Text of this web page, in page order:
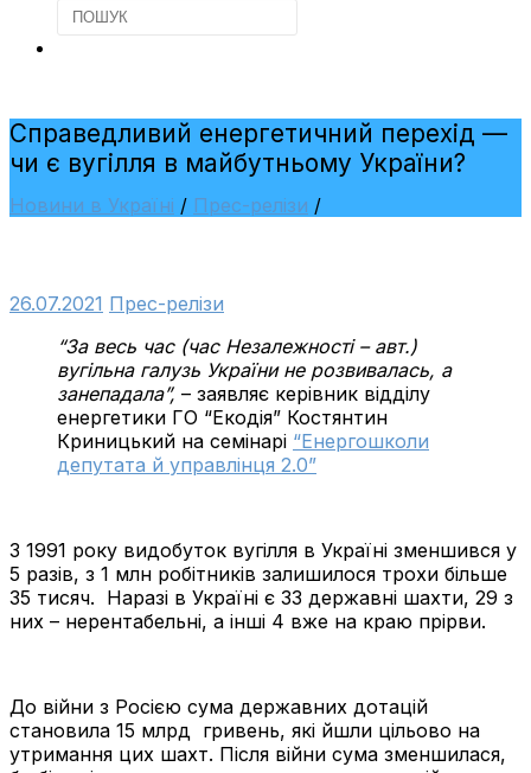
Справедливий енергетичний перехід —
чи є вугілля в майбутньому України?
Новини в Україні / Прес-релізи /
26.07.2021 Прес-релізи
“За весь час (час Незалежності – авт.)
вугільна галузь України не розвивалась, а
занепадала”, – заявляє керівник відділу
енергетики ГО “Екодія” Костянтин
Криницький на семінарі “Енергошколи
депутата й управлінця 2.0”
З 1991 року видобуток вугілля в Україні зменшився у
5 разів, з 1 млн робітників залишилося трохи більше
35 тисяч. Наразі в Україні є 33 державні шахти, 29 з
них – нерентабельні, а інші 4 вже на краю прірви.
До війни з Росією сума державних дотацій
становила 15 млрд гривень, які йшли цільово на
утримання цих шахт. Після війни сума зменшилася,